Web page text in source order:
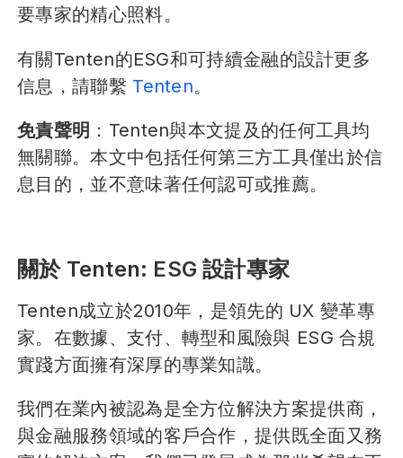
要專家的精心照料。
有關Tenten的ESG和可持續金融的設計更多
信息，請聯繫 Tenten。
免責聲明 ：Tenten與本文提及的任何工具均
無關聯。本文中包括任何第三方工具僅出於信
息目的，並不意味著任何認可或推薦。
關於 Tenten: ESG 設計專家
Tenten成立於2010年，是領先的 UX 變革專
家。在數據、支付、轉型和風險與 ESG 合規
實踐方面擁有深厚的專業知識。
我們在業內被認為是全方位解決方案提供商，
與金融服務領域的客戶合作，提供既全面又務